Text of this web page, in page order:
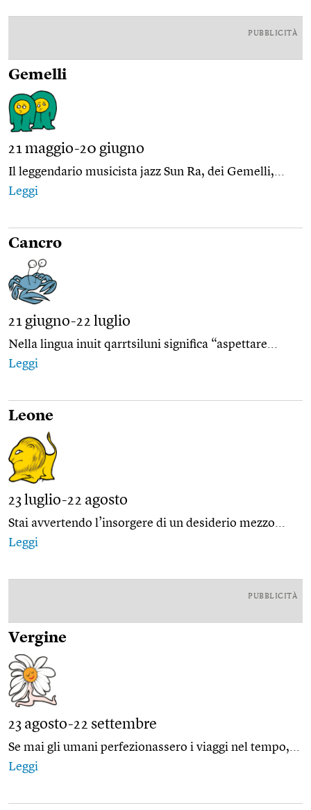
PUBBLICITÀ
Gemelli
21 maggio-20 giugno
Il leggendario musicista jazz Sun Ra, dei Gemelli,...
Leggi
Cancro
21 giugno-22 luglio
Nella lingua inuit qarrtsiluni significa “aspettare...
Leggi
Leone
23 luglio-22 agosto
Stai avvertendo l’insorgere di un desiderio mezzo...
Leggi
PUBBLICITÀ
Vergine
23 agosto-22 settembre
Se mai gli umani perfezionassero i viaggi nel tempo,...
Leggi